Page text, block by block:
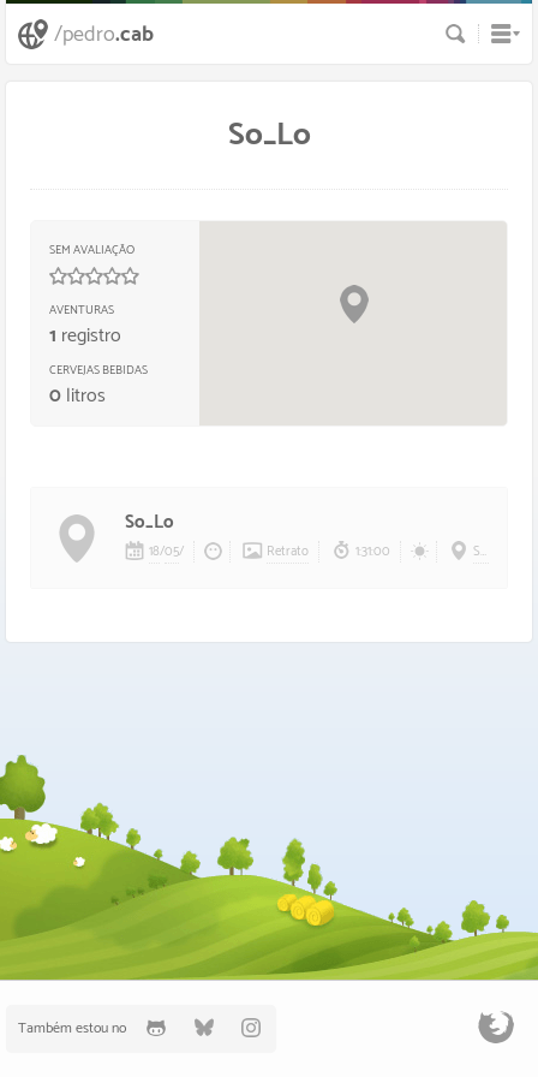
/pedro.cab Busca
So_Lo
SEM AVALIAÇÃO
AVENTURAS
1 registro
CERVEJAS BEBIDAS
0litros
So_Lo
18/05/ Retrato 1:31:00 So_Lo
Também estou no